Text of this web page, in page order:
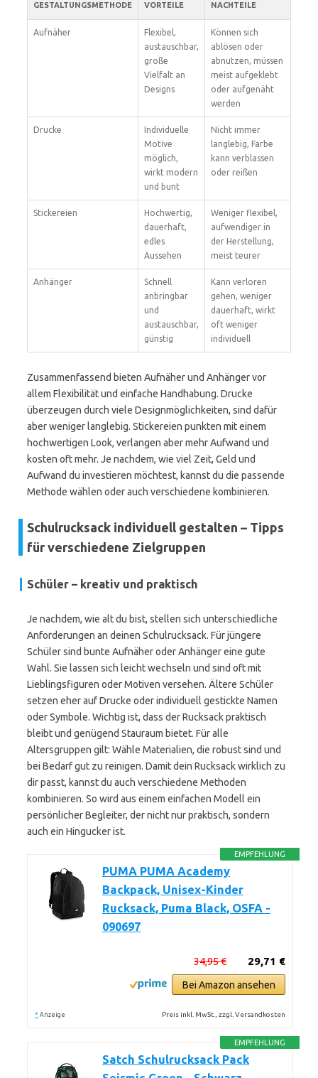
GESTALTUNGSMETHODE VORTEILE NACHTEILE
Aufnäher
Flexibel,
austauschbar,
große
Vielfalt an
Designs
Können sich
ablösen oder
abnutzen, müssen
meist aufgeklebt
oder aufgenäht
werden
Drucke
Individuelle
Motive
möglich,
wirkt modern
und bunt
Nicht immer
langlebig, Farbe
kann verblassen
oder reißen
Stickereien
Hochwertig,
dauerhaft,
edles
Aussehen
Weniger flexibel,
aufwendiger in
der Herstellung,
meist teurer
Anhänger
Schnell
anbringbar
und
austauschbar,
günstig
Kann verloren
gehen, weniger
dauerhaft, wirkt
oft weniger
individuell
Zusammenfassend bieten Aufnäher und Anhänger vor
allem Flexibilität und einfache Handhabung. Drucke
überzeugen durch viele Designmöglichkeiten, sind dafür
aber weniger langlebig. Stickereien punkten mit einem
hochwertigen Look, verlangen aber mehr Aufwand und
kosten oft mehr. Je nachdem, wie viel Zeit, Geld und
Aufwand du investieren möchtest, kannst du die passende
Methode wählen oder auch verschiedene kombinieren.
Schulrucksack individuell gestalten – Tipps
für verschiedene Zielgruppen
Schüler – kreativ und praktisch
Je nachdem, wie alt du bist, stellen sich unterschiedliche
Anforderungen an deinen Schulrucksack. Für jüngere
Schüler sind bunte Aufnäher oder Anhänger eine gute
Wahl. Sie lassen sich leicht wechseln und sind oft mit
Lieblingsfiguren oder Motiven versehen. Ältere Schüler
setzen eher auf Drucke oder individuell gestickte Namen
oder Symbole. Wichtig ist, dass der Rucksack praktisch
bleibt und genügend Stauraum bietet. Für alle
Altersgruppen gilt: Wähle Materialien, die robust sind und
bei Bedarf gut zu reinigen. Damit dein Rucksack wirklich zu
dir passt, kannst du auch verschiedene Methoden
kombinieren. So wird aus einem einfachen Modell ein
persönlicher Begleiter, der nicht nur praktisch, sondern
auch ein Hingucker ist.
EMPFEHLUNG
PUMA PUMA Academy
Backpack, Unisex-Kinder
Rucksack, Puma Black, OSFA -
090697
29,71 €
34,95 €
Bei Amazon ansehen
* Anzeige Preis inkl. MwSt., zzgl. Versandkosten
EMPFEHLUNG
Satch Schulrucksack Pack